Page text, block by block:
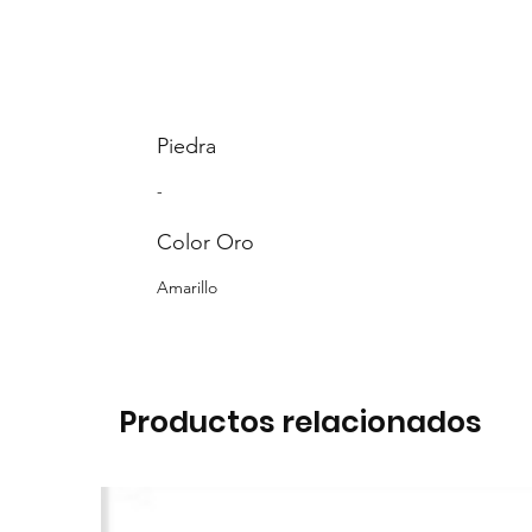
Piedra
-
Color Oro
Amarillo
Productos relacionados